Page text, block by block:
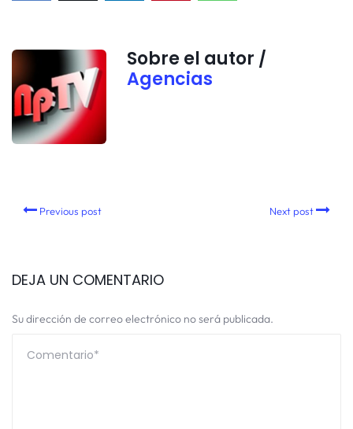
Sobre el autor /
Agencias
Previous post Next post
DEJA UN COMENTARIO
Su dirección de correo electrónico no será publicada.